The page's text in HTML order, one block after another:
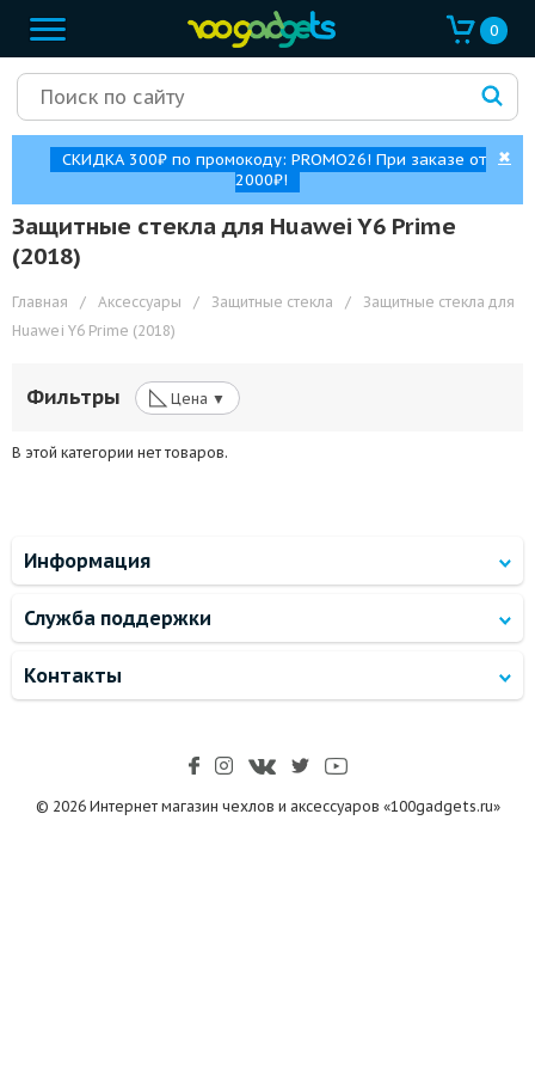
0
СКИДКА 300₽ по промокоду: PROMO26! При заказе от
2000₽!
✖
Защитные стекла для Huawei Y6 Prime
(2018)
Главная / Аксессуары / Защитные стекла /
Защитные стекла для
Huawei Y6 Prime (2018)
Фильтры ◺ Цена ▼
В этой категории нет товаров.
Информация
Служба поддержки
Контакты
© 2026 Интернет магазин чехлов и аксессуаров «100gadgets.ru»